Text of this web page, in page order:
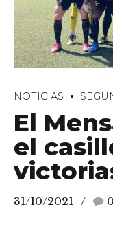
NOTICIAS
El
el
31/10/2021 0